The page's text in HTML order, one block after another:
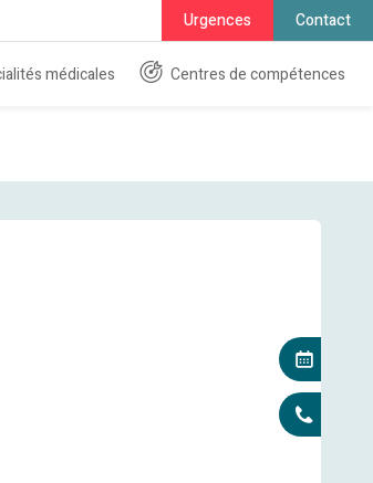
Urgences Contact
médicales Centres de compétences